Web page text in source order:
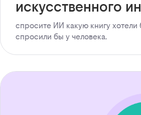
искусственного
спросите ИИ какую книгу хотели
спросили бы у человека.